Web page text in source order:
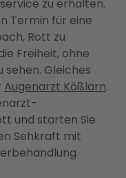
zu erhalten.
Termin für eine
Rott zu
Freiheit, ohne
sehen. Gleiches
Augenarzt Kößlarn.
und starten Sie
Sehkraft mit